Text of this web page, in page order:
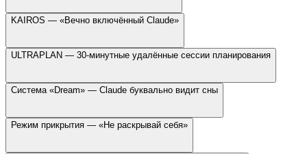
KAIROS — «Вечно включённый Claude»
ULTRAPLAN — 30-минутные удалённые сессии планирования
Система «Dream» — Claude буквально видит сны
Режим прикрытия — «Не раскрывай себя»